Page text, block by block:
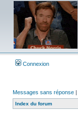
Connexion
Messages sans réponse |
Index du forum